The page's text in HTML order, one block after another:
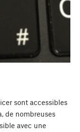
sont accessibles
de nombreuses
avec une